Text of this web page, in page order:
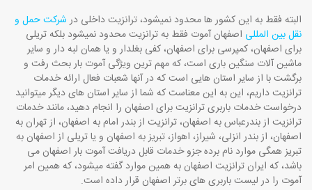
البته فقط به این کشور ها محدود نمیشود، ترانزیت داخلی درشرکت حمل و
نقل بین المللی اصفهان آموت فقط به ترانزیت محدود نمیشود بلکه تریلی
برای اصفهان، کمپرسی برای اصفهان، کفی بغلدار و یا همان لبه دار و سایر
ماشین آلات سنگین باری است، که مهم ترین ویژگی آموت بار بحث رفت و
برگشت با از سایر استان هایی است که در آنها شعبات فعال ارائه خدمات
ترانزیت داریم، این به این معناست که شما از سایر استان های دیگر میتوانید
درخواست خدمات باربری ترانزیت برای اصفهان را انجام دهید، مانند خدمات
ترانزیت از بندرعباس به اصفهان، ترانزیت از بندر امام به اصفهان، از تهران به
اصفهان، از بندر انزلی، شیراز، اهواز، تبریز به اصفهان و یا تریلی از اصفهان به
تبریز همگی موارد نام برده جزو خدمات قابل دریافت آموت بار اصفهان می
باشد، که ایران ترانزیت اصفهان به همین موارد گفته میشود، که همین امر
آموت را در لیست باربری های برتر اصفهان قرار داده است.